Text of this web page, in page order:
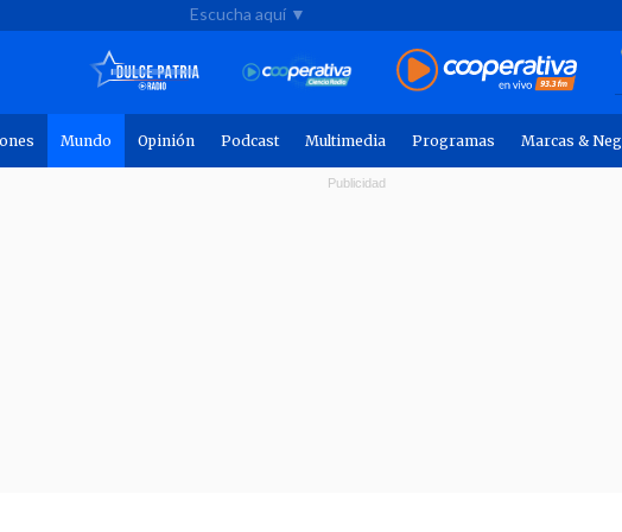
Escucha aquí ▼
Mundo Opinión Podcast Multimedia Programas Marcas &